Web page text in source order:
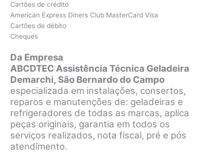
Cartões de crédito
American Express Diners Club MasterCard Visa
Cartões de débito
Cheques
Da Empresa
ABCDTEC Assistência Técnica Geladeira
Demarchi, São Bernardo do Campo
especializada em instalações, consertos,
reparos e manutenções de: geladeiras e
refrigeradores de todas as marcas, aplica
peças originais, garantia em todos os
serviços realizados, nota fiscal, pré e pós
atendimento.